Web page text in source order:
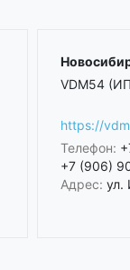
VDM54
https://
Телефон:
+7 (906)
Адрес: ул.